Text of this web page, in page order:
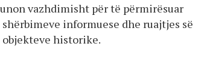
vazhdimisht për të përmirësuar
informuese dhe ruajtjes së
historike.